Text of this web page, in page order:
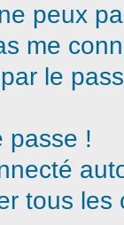
peux
me
le
passe !
tous les